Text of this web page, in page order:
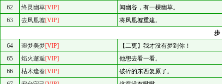
62
绛灵幽草[VIP]
闻幽谷，有一棵幽草。
63
去凤凰墟[VIP]
将凤凰墟重建。
64
噩梦美梦[VIP]
【二更】我才没有梦到你！
65
焰火邂逅[VIP]
他想去看一看。
66
枯木逢春[VIP]
破碎的东西复原了。